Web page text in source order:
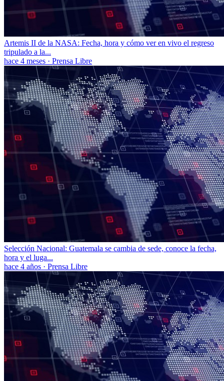
Artemis II de la NASA: Fecha, hora y cómo ver en vivo el regreso
tripulado a la...
hace 4 meses · Prensa Libre
Selección Nacional: Guatemala se cambia de sede, conoce la fecha,
hora y el luga...
hace 4 años · Prensa Libre